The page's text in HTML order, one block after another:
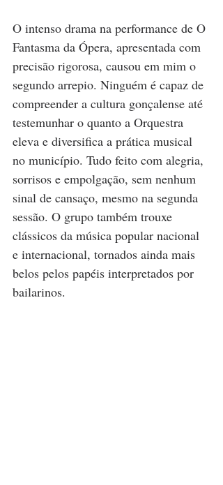
O intenso drama na performance de O
Fantasma da Ópera, apresentada com
precisão rigorosa, causou em mim o
segundo arrepio. Ninguém é capaz de
compreender a cultura gonçalense até
testemunhar o quanto a Orquestra
eleva e diversifica a prática musical
no município. Tudo feito com alegria,
sorrisos e empolgação, sem nenhum
sinal de cansaço, mesmo na segunda
sessão. O grupo também trouxe
clássicos da música popular nacional
e internacional, tornados ainda mais
belos pelos papéis interpretados por
bailarinos.